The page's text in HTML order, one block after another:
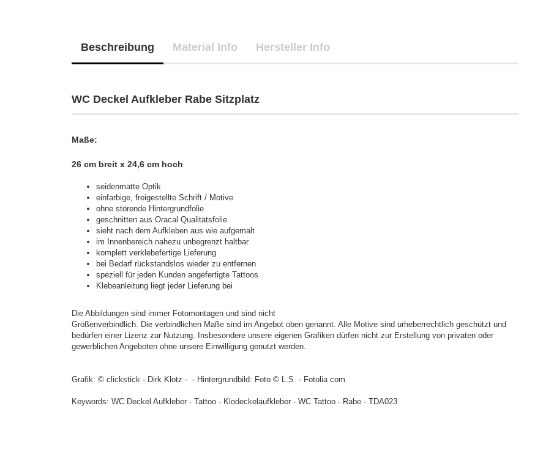
Beschreibung Material Info Hersteller Info
WC Deckel Aufkleber Rabe Sitzplatz
Maße:
26 cm breit x 24,6 cm hoch
seidenmatte Optik
einfarbige, freigestellte Schrift / Motive
ohne störende Hintergrundfolie
geschnitten aus Oracal Qualitätsfolie
sieht nach dem Aufkleben aus wie aufgemalt
im Innenbereich nahezu unbegrenzt haltbar
komplett verklebefertige Lieferung
bei Bedarf rückstandslos wieder zu entfernen
speziell für jeden Kunden angefertigte Tattoos
Klebeanleitung liegt jeder Lieferung bei
Die Abbildungen sind immer Fotomontagen und sind nicht
Größenverbindlich. Die verbindlichen Maße sind im Angebot oben genannt. Alle Motive sind urheberrechtlich geschützt und
bedürfen einer Lizenz zur Nutzung. Insbesondere unsere eigenen Grafiken dürfen nicht zur Erstellung von privaten oder
gewerblichen Angeboten ohne unsere Einwilligung genutzt werden.
Grafik: © clickstick - Dirk Klotz - - Hintergrundbild: Foto © L.S. - Fotolia com
Keywords: WC Deckel Aufkleber - Tattoo - Klodeckelaufkleber - WC Tattoo - Rabe - TDA023